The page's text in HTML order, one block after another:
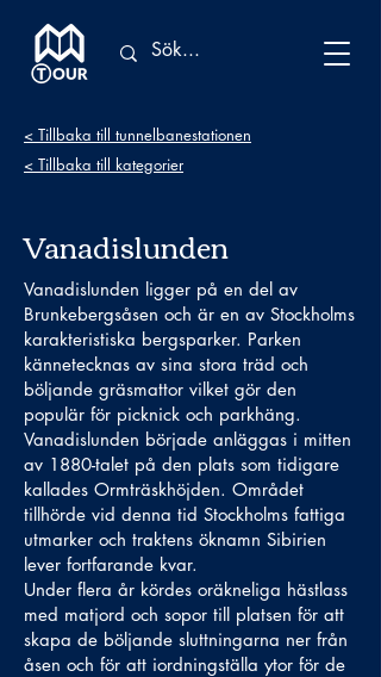
< Tillbaka till tunnelbanestationen
< Tillbaka till kategorier
Vanadislunden
Vanadislunden ligger på en del av
Brunkebergsåsen och är en av Stockholms
karakteristiska bergsparker. Parken
kännetecknas av sina stora träd och
böljande gräsmattor vilket gör den
populär för picknick och parkhäng.
Vanadislunden började anläggas i mitten
av 1880-talet på den plats som tidigare
kallades Ormträskhöjden. Området
tillhörde vid denna tid Stockholms fattiga
utmarker och traktens öknamn Sibirien
lever fortfarande kvar.
Under flera år kördes oräkneliga hästlass
med matjord och sopor till platsen för att
skapa de böljande sluttningarna ner från
åsen och för att iordningställa ytor för de